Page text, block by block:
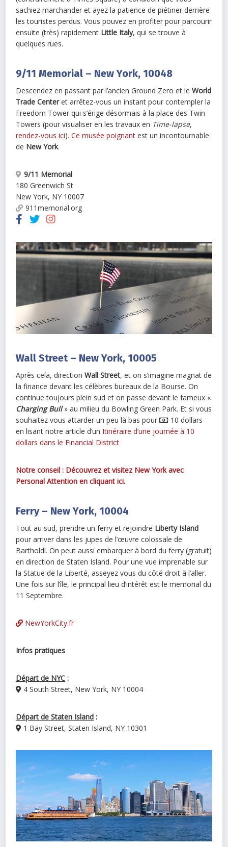
sachiez marchander et ayez la patience de piétiner derrière
les touristes perdus. Vous pouvez en profiter pour parcourir
ensuite (très) rapidement Little Italy, qui se trouve à
quelques rues.
9/11 Memorial – New York, 10048
Descendez en passant par l’ancien Ground Zero et leWorld
Trade Centeret arrêtez-vous un instant pour contempler la
Freedom Tower qui s’érige désormais à la place des Twin
Towers (pour visualiser en les travaux en Time-lapse,
rendez-vous ici).Ce musée poignant est un incontournable
de New York.
9/11 Memorial
180 Greenwich St
New York, NY 10007
911memorial.org
Wall Street – New York, 10005
Après cela, directionWall Street, et on s’imagine magnat de
la finance devant les célèbres bureaux de la Bourse. On
continue toujours plein sud et on passe devant le fameux «
Charging Bull » au milieu du Bowling Green Park. Et si vous
souhaitez vous attarder un peu là bas pour
10 dollars
en lisant notre article d’un Itinéraire d’une journée à 10
dollars dans le Financial District
Notre conseil : Découvrez et visitez New York avec
Personal Attention en cliquant ici.
Ferry – New York, 10004
Tout au sud, prendre un ferry et rejoindre Liberty Island
pour arriver dans les jupes de l’œuvre colossale de
Bartholdi. On peut aussi embarquer à bord du ferry (gratuit)
en direction de Staten Island. Pour une vue imprenable sur
la Statue de la Liberté, asseyez vous du côté droit à l’aller.
Une fois sur l’île, le principal lieu d’intérêt est le memorial du
11 Septembre.
NewYorkCity.fr
Infos pratiques
Départ de NYC :
4 South Street, New York, NY 10004
Départ de Staten Island :
1 Bay Street, Staten Island, NY 10301